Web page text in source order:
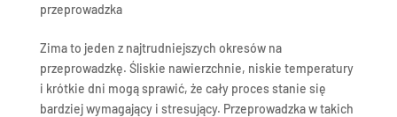
przeprowadzka
Zima to jeden z najtrudniejszych okresów na
przeprowadzkę. Śliskie nawierzchnie, niskie temperatury
i krótkie dni mogą sprawić, że cały proces stanie się
bardziej wymagający i stresujący. Przeprowadzka w takich